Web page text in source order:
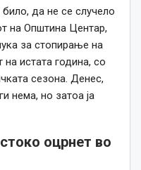
да не се случело
на Општина Центар,
за стопирање на
на истата година, со
сезона. Денес,
нема, но затоа ја
оцрнет во